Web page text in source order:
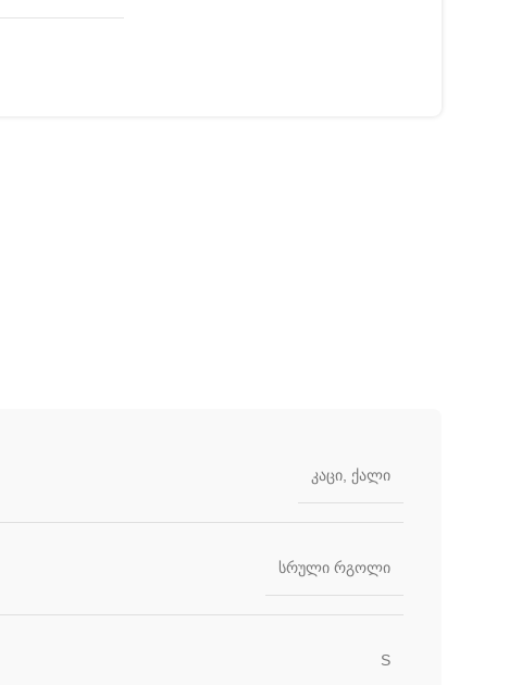
კაცი ქალი
სრული რგოლი
S